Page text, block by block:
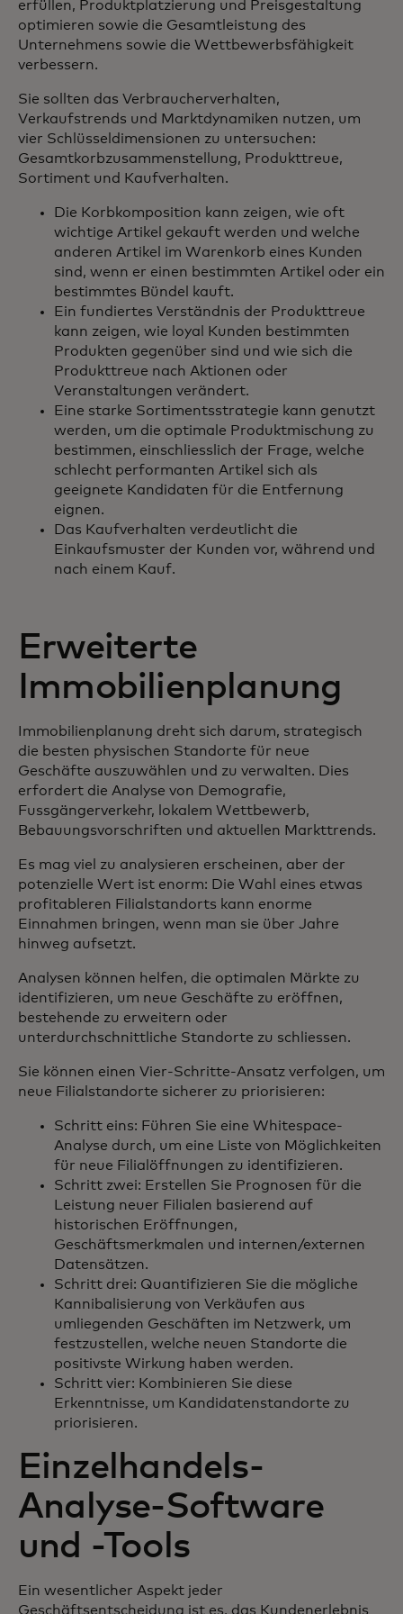
erfüllen, Produktplatzierung und Preisgestaltung
optimieren sowie die Gesamtleistung des
Unternehmens sowie die Wettbewerbsfähigkeit
verbessern.
Sie sollten das Verbraucherverhalten,
Verkaufstrends und Marktdynamiken nutzen, um
vier Schlüsseldimensionen zu untersuchen:
Gesamtkorbzusammenstellung, Produkttreue,
Sortiment und Kaufverhalten.
Die Korbkomposition kann zeigen, wie oft
wichtige Artikel gekauft werden und welche
anderen Artikel im Warenkorb eines Kunden
sind, wenn er einen bestimmten Artikel oder ein
bestimmtes Bündel kauft.
Ein fundiertes Verständnis der Produkttreue
kann zeigen, wie loyal Kunden bestimmten
Produkten gegenüber sind und wie sich die
Produkttreue nach Aktionen oder
Veranstaltungen verändert.
Eine starke Sortimentsstrategie kann genutzt
werden, um die optimale Produktmischung zu
bestimmen, einschliesslich der Frage, welche
schlecht performanten Artikel sich als
geeignete Kandidaten für die Entfernung
eignen.
Das Kaufverhalten verdeutlicht die
Einkaufsmuster der Kunden vor, während und
nach einem Kauf.
Erweiterte
Immobilienplanung
Immobilienplanung dreht sich darum, strategisch
die besten physischen Standorte für neue
Geschäfte auszuwählen und zu verwalten. Dies
erfordert die Analyse von Demografie,
Fussgängerverkehr, lokalem Wettbewerb,
Bebauungsvorschriften und aktuellen Markttrends.
Es mag viel zu analysieren erscheinen, aber der
potenzielle Wert ist enorm: Die Wahl eines etwas
profitableren Filialstandorts kann enorme
Einnahmen bringen, wenn man sie über Jahre
hinweg aufsetzt.
Analysen können helfen, die optimalen Märkte zu
identifizieren, um neue Geschäfte zu eröffnen,
bestehende zu erweitern oder
unterdurchschnittliche Standorte zu schliessen.
Sie können einen Vier-Schritte-Ansatz verfolgen, um
neue Filialstandorte sicherer zu priorisieren:
Schritt eins: Führen Sie eine Whitespace-
Analyse durch, um eine Liste von Möglichkeiten
für neue Filialöffnungen zu identifizieren.
Schritt zwei: Erstellen Sie Prognosen für die
Leistung neuer Filialen basierend auf
historischen Eröffnungen,
Geschäftsmerkmalen und internen/externen
Datensätzen.
Schritt drei: Quantifizieren Sie die mögliche
Kannibalisierung von Verkäufen aus
umliegenden Geschäften im Netzwerk, um
festzustellen, welche neuen Standorte die
positivste Wirkung haben werden.
Schritt vier: Kombinieren Sie diese
Erkenntnisse, um Kandidatenstandorte zu
priorisieren.
Einzelhandels-
Analyse-Software
und -Tools
Ein wesentlicher Aspekt jeder
Geschäftsentscheidung ist es, das Kundenerlebnis